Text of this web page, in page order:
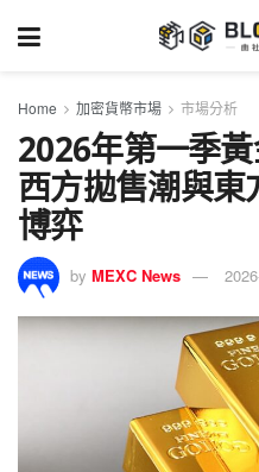
Home 加密貨幣市場 市場分析
2026年第一季黃
西方拋售潮與東
博弈
by MEXC News